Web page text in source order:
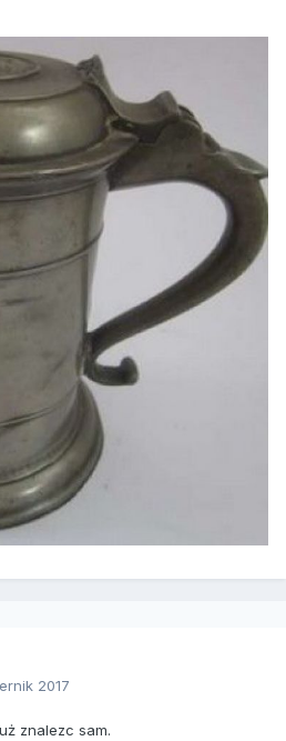
2017
znalezc sam.